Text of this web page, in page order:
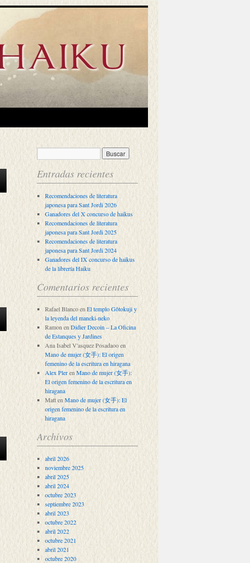
Entradas recientes
Recomendaciones de literatura
japonesa para Sant Jordi 2026
Ganadores del X concurso de haikus
Recomendaciones de literatura
japonesa para Sant Jordi 2025
Recomendaciones de literatura
japonesa para Sant Jordi 2024
Ganadores del IX concurso de haikus
de la librería Haiku
Comentarios recientes
Rafael Blancoen El templo Gôtokuji y
la leyenda del maneki-neko
Ramonen Didier Decoin – La Oficina
de Estanques y Jardines
Ana Isabel V'asquez Posadaooen
Mano de mujer (女手): El origen
femenino de la escritura en hiragana
Alex PlerenMano de mujer (女手):
El origen femenino de la escritura en
hiragana
Matten Mano de mujer (女手): El
origen femenino de la escritura en
hiragana
Archivos
abril 2026
noviembre 2025
abril 2025
abril 2024
octubre 2023
septiembre 2023
abril 2023
octubre 2022
abril 2022
octubre 2021
abril 2021
octubre 2020